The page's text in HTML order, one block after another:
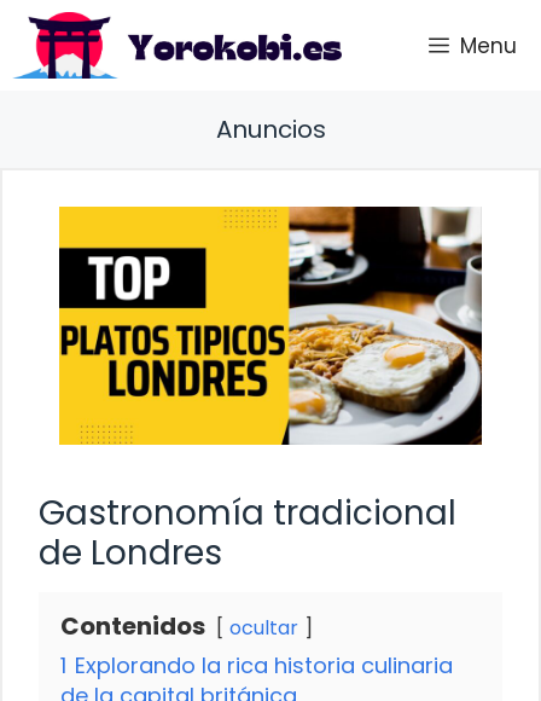
Saltar
contenido
Menu
Anuncios
Gastronomía tradicional
de Londres
Contenidos ocultar
1 Explorando la rica historia culinaria